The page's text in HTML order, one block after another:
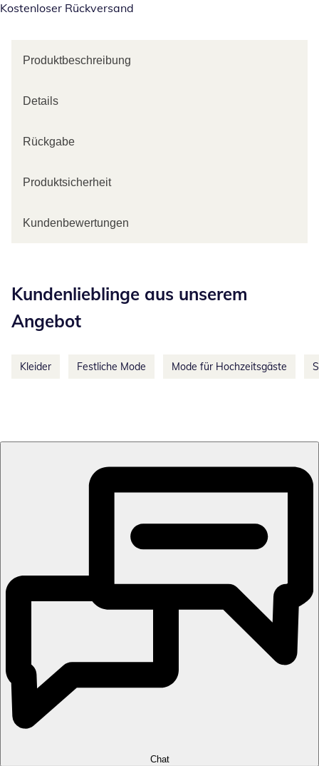
Kostenloser Rückversand
Produktbeschreibung
Details
Rückgabe
Produktsicherheit
Kundenbewertungen
Kundenlieblinge aus unserem
Angebot
Kleider Festliche Mode Mode für Hochzeitsgäste
Chat